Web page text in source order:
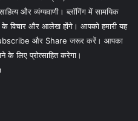
और व्यंग्यवाणी। ब्लॉगिंग में सामयिक
के विचार और आलेख होंगे। आपको हमारी यह
और Share जरूर करें। आपका
के लिए प्रोत्साहित करेगा।